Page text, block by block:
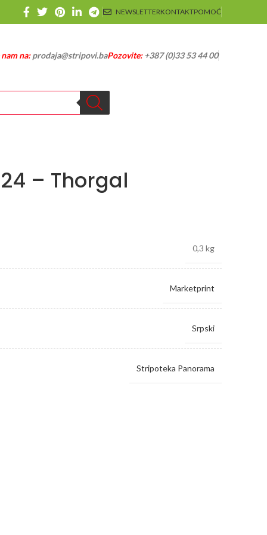
NEWSLETTERKONTAKTPOMOĆ
na:prodaja@stripovi.baPozovite:+387 (0)33 53 44 00
– Thorgal
0,3 kg
Marketprint
Srpski
Stripoteka Panorama